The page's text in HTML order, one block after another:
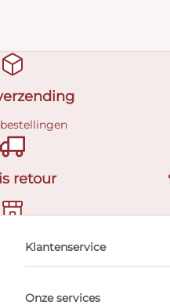
retour
afspraak
Klantenservice
Onze services